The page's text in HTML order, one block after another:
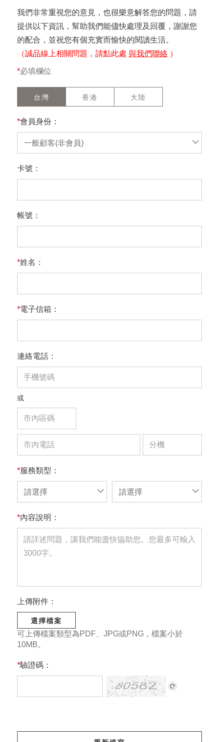
我們非常重視您的意見，也很樂意解答您的問題，請
提供以下資訊，幫助我們能儘快處理及回覆，謝謝您
的配合，並祝您有個充實而愉快的閱讀生活。
（誠品線上相關問題，請點此處 與我們聯絡 ）
*必填欄位
台灣 香港 大陸
*會員身份：
一般顧客(非會員)
卡號：
帳號：
*姓名：
*電子信箱：
連絡電話：
或
*服務類型：
請選擇 請選擇
*內容說明：
上傳附件：
選擇檔案
可上傳檔案類型為PDF、JPG或PNG，檔案小於
10MB。
*驗證碼：